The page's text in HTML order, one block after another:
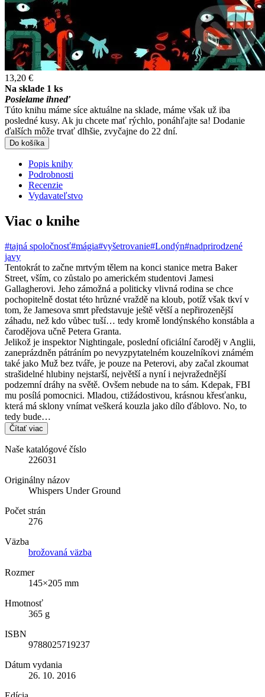
13,20 €
Na sklade 1 ks
Posielame ihneď
Túto knihu máme síce aktuálne na sklade, máme však už iba
posledné kusy. Ak ju chcete mať rýchlo, ponáhľajte sa! Dodanie
ďalších môže trvať dlhšie, zvyčajne do 22 dní.
Do košíka
Popis knihy
Podrobnosti
Recenzie
Vydavateľstvo
Viac o knihe
#tajná spoločnosť#mágia#vyšetrovanie#Londýn#nadprirodzené
javy
Tentokrát to začne mrtvým tělem na konci stanice metra Baker
Street, vším, co zůstalo po americkém studentovi Jamesi
Gallagherovi. Jeho zámožná a politicky vlivná rodina se chce
pochopitelně dostat této hrůzné vraždě na kloub, potíž však tkví v
tom, že Jamesova smrt představuje ještě větší a nepřirozenější
záhadu, než kdo vůbec tuší… tedy kromě londýnského konstábla a
čarodějova učně Petera Granta.
Jelikož je inspektor Nightingale, poslední oficiální čaroděj v Anglii,
zaneprázdněn pátráním po nevyzpytatelném kouzelníkovi známém
také jako Muž bez tváře, je pouze na Peterovi, aby začal zkoumat
strašidelné hlubiny nejstarší, největší a nyní i nejvražednější
podzemní dráhy na světě. Ovšem nebude na to sám. Kdepak, FBI
mu posílá pomocnici. Mladou, ctižádostivou, krásnou křesťanku,
která má sklony vnímat veškerá kouzla jako dílo ďáblovo. No, to
tedy bude…
Čítať viac
Naše katalógové číslo
226031
Originálny názov
Whispers Under Ground
Počet strán
276
Väzba
brožovaná väzba
Rozmer
145×205 mm
Hmotnosť
365 g
ISBN
9788025719237
Dátum vydania
26. 10. 2016